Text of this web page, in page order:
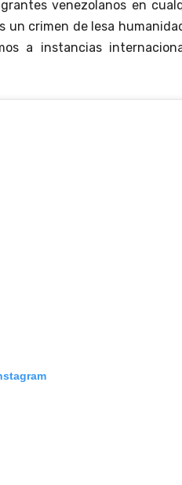
venezolanos en
un crimen de lesa
a instancias